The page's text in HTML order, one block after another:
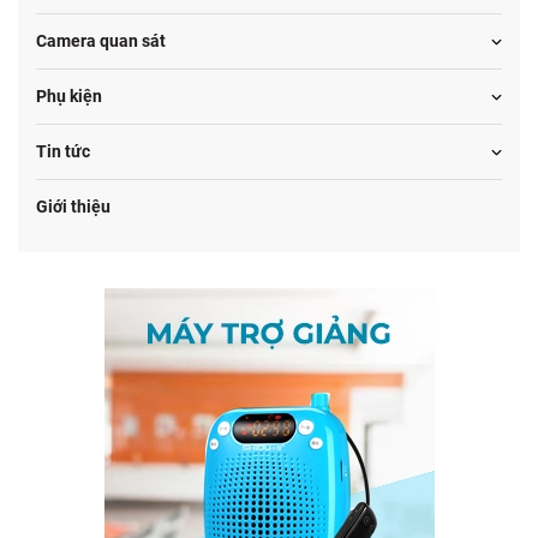
Camera quan sát
Phụ kiện
Tin tức
Giới thiệu